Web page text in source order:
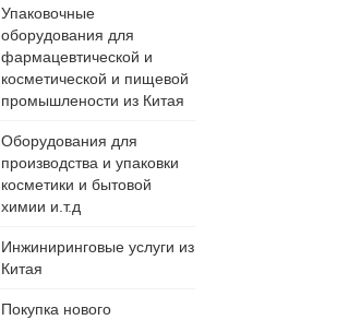
Упаковочные
оборудования для
фармацевтической и
косметической и пищевой
промышлености из Китая
Оборудования для
производства и упаковки
косметики и бытовой
химии и.т.д
Инжиниринговые услуги из
Китая
Покупка нового